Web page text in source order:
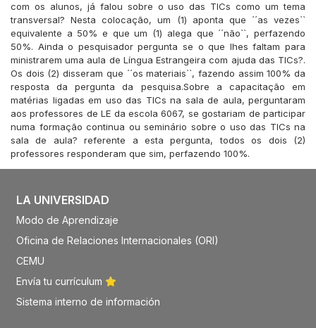
com os alunos, já falou sobre o uso das TICs como um tema
transversal? Nesta colocação, um (1) aponta que ´´as vezes``
equivalente a 50% e que um (1) alega que ´´não``, perfazendo
50%. Ainda o pesquisador pergunta se o que lhes faltam para
ministrarem uma aula de Língua Estrangeira com ajuda das TICs?.
Os dois (2) disseram que ´´os materiais``, fazendo assim 100% da
resposta da pergunta da pesquisa.Sobre a capacitação em
matérias ligadas em uso das TICs na sala de aula, perguntaram
aos professores de LE da escola 6067, se gostariam de participar
numa formação continua ou seminário sobre o uso das TICs na
sala de aula? referente a esta pergunta, todos os dois (2)
professores responderam que sim, perfazendo 100%.
LA UNIVERSIDAD
Modo de Aprendizaje
Oficina de Relaciones Internacionales (ORI)
CEMU
Envía tu currículum
Sistema interno de información